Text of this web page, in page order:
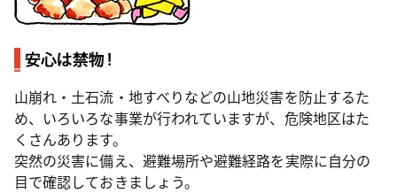
山崩れ・土石流・地すべりなどの山地災害を防止するた
め、いろいろな事業が行われていますが、危険地区はた
くさんあります。
突然の災害に備え、避難場所や避難経路を実際に自分の
目で確認しておきましょう。